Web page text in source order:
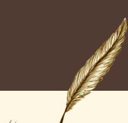
ist
der